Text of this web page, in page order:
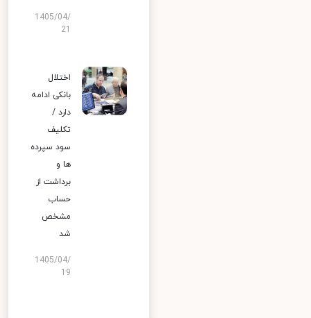
1405/04/
اختلال
بانکی ادامه
دارد /
تکلیف
سود سپرده
ها و
برداشت از
حساب
مشخص
شد
1405/04/
19